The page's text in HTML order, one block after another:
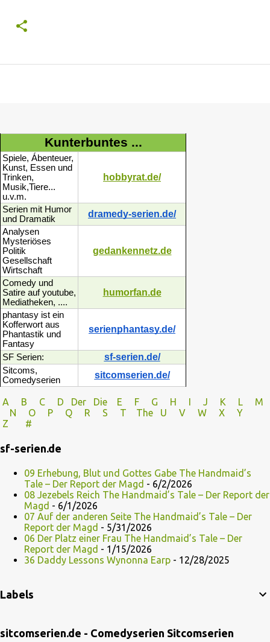
Kunterbuntes ...
Spiele, Ábenteuer,
Kunst, Essen und
Trinken,
Musik,Tiere...
u.v.m.
hobbyrat.de/
Serien mit Humor
und Dramatik
dramedy-serien.de/
Analysen
Mysteriöses
Politik
Gesellschaft
Wirtschaft
gedankennetz.de
Comedy und
Satire auf youtube,
Mediatheken, ....
humorfan.de
phantasy ist ein
Kofferwort aus
Phantastik und
Fantasy
serienphantasy.de/
SF Serien: sf-serien.de/
Sitcoms,
Comedyserien
sitcomserien.de/
A B C D Der Die E F G H I J K L
M
N
O P Q R S T The U V
W X Y
Z
#
sf-serien.de
09 Erhebung, Blut und Gottes Gabe The Handmaid’s
Tale – Der Report der Magd - 6/2/2026
08 Jezebels Reich The Handmaid’s Tale – Der Report der
Magd - 6/1/2026
07 Auf der anderen Seite The Handmaid’s Tale – Der
Report der Magd - 5/31/2026
06 Der Platz einer Frau The Handmaid’s Tale – Der
Report der Magd - 1/15/2026
36 Daddy Lessons Wynonna Earp - 12/28/2025
Labels
sitcomserien.de - Comedyserien Sitcomserien